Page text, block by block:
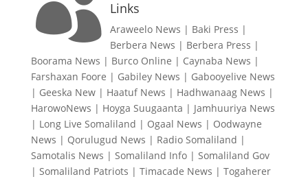
Links
Araweelo News | Baki Press |
Berbera News | Berbera Press |
Boorama News | Burco Online | Caynaba News |
Farshaxan Foore | Gabiley News | Gabooyelive News
| Geeska New| Haatuf News | Hadhwanaag News |
HarowoNews | Hoyga Suugaanta | Jamhuuriya News
| Long Live Somaliland | Ogaal News | Oodwayne
News | Qorulugud News | Radio Somaliland |
Samotalis News | Somaliland Info| Somaliland Gov
| Somaliland Patriots | Timacade News | Togaherer